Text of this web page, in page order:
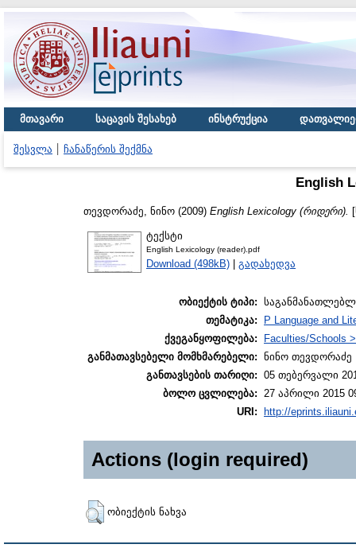
მთავარი საცავის შესახებ ინსტრუქცია
შესვლა ჩანაწერის შექმნა
English
თევდორაძე, ნინო (2009) English Lexicology (რიდერი).
ტექსტი
English Lexicology (reader).pdf
Download (498kB) | გადახედვა
ობიექტის ტიპი:
თემატიკა:
P Language and
ქვეგანყოფილება:
Faculties/Schools
განმათავსებელი მომხმარებელი: ნინო თევდორაძე
განთავსების თარიღი: 05 თებერვალი
ბოლო ცვლილება: 27 აპრილი 2015
URI:
http://
Actions (login required)
ობიექტის ნახვა